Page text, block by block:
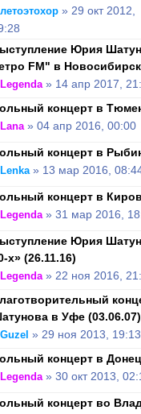
летоэтохор » 29 окт 2012,
Юрия
FM" в
Legenda» 14 апр 2017,
концерт в
Lana» 04 апр 2016, 00:00
концерт в
Lenka» 13 мар 2016,
концерт в
Legenda» 31 мар 2016,
Юрия
х» (26.11.16)
Legenda» 22 ноя 2016,
в Уфе (03.06.07)
Guzel » 29 ноя 2013, 19:13
концерт в
Legenda» 30 окт 2013,
концерт во